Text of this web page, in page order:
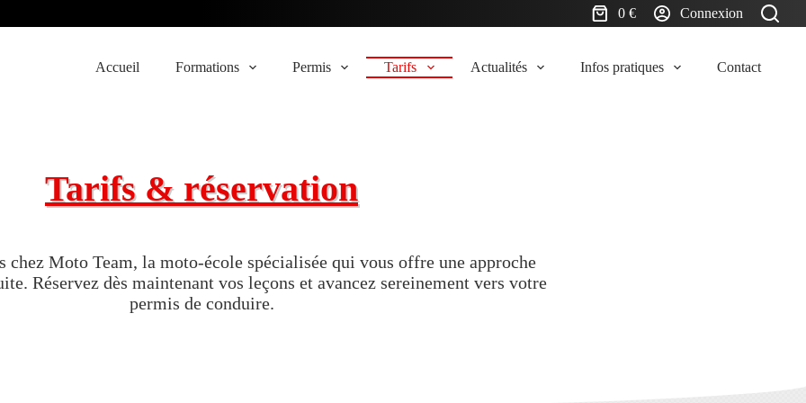
0 € Connexion
Accueil Formations Permis Tarifs Actualités Infos pratiques Contact
Tarifs & réservation
chez Moto Team, la moto-école spécialisée qui vous offre une approche
Réservez dès maintenant vos leçons et avancez sereinement vers votre
permis de conduire.